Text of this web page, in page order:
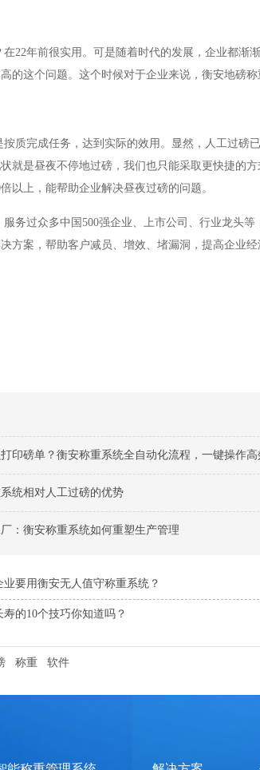
年前很实用。可是随着时代的发展，企业都渐
的这个问题。这个时候对于企业来说，衡安地磅
完成任务，达到实际的效用。显然，人工过磅
就是昼夜不停地过磅，我们也只能采取更快捷的
以上，能帮助企业解决昼夜过磅的问题。
过众多中国500强企业、上市公司、行业龙头等
方案，帮助客户减员、增效、堵漏洞，提高企业
印磅单？衡安称重系统全自动化流程，一键操作
统相对人工过磅的优势
：衡安称重系统如何重塑生产管理
业要用衡安无人值守称重系统？
的10个技巧你知道吗？
称重 软件